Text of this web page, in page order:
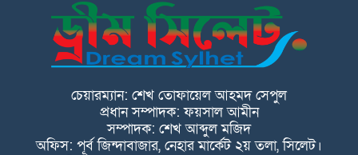
চেয়ারম্যান: শেখ তোফায়েল আহমদ সেপুল
প্রধান সম্পাদক: ফয়সাল আমীন
সম্পাদক: শেখ আব্দুল মজিদ
অফিস: পূর্ব জিন্দাবাজার, নেহার মার্কেট ২য় তলা, সিলেট।